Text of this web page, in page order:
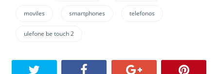
moviles smartphones telefonos
ulefone be touch 2